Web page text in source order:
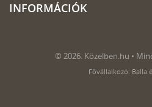
INFORMÁCIÓK
© 2026. Közelben.hu •
Fővállalkozó: Balla